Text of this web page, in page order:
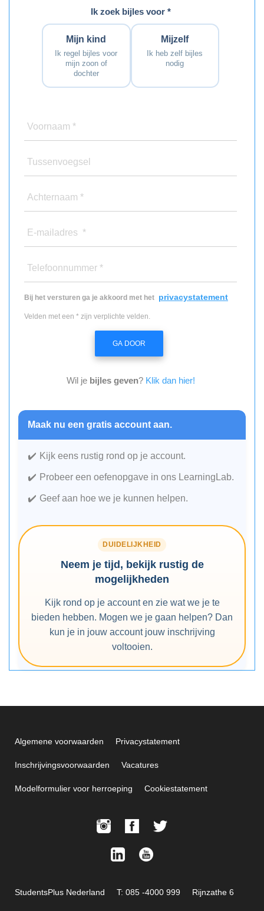
Ik zoek bijles voor *
Mijn kind
Ik regel bijles voor
mijn zoon of
dochter
Mijzelf
Ik heb zelf bijles
nodig
Voornaam *
Tussenvoegsel
Achternaam *
E-mailadres *
Telefoonnummer *
Bij het versturen ga je akkoord met het privacystatement
Velden met een * zijn verplichte velden.
GA DOOR
Wil je bijles geven? Klik dan hier!
Maak nu een gratis account aan.
Kijk eens rustig rond op je account.
Probeer een oefenopgave in ons LearningLab.
Geef aan hoe we je kunnen helpen.
DUIDELIJKHEID
Neem je tijd, bekijk rustig de
mogelijkheden
Kijk rond op je account en zie wat we je te
bieden hebben. Mogen we je gaan helpen? Dan
kun je in jouw account jouw inschrijving
voltooien.
Algemene voorwaarden Privacystatement
Inschrijvingsvoorwaarden Vacatures
Modelformulier voor herroeping Cookiestatement
StudentsPlus Nederland T: 085 -4000 999 Rijnzathe 6